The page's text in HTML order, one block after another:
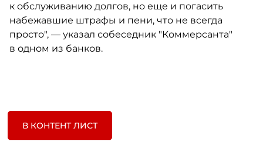
к обслуживанию долгов, но еще и погасить
набежавшие штрафы и пени, что не всегда
просто", — указал собеседник "Коммерсанта"
в одном из банков.
В КОНТЕНТ ЛИСТ